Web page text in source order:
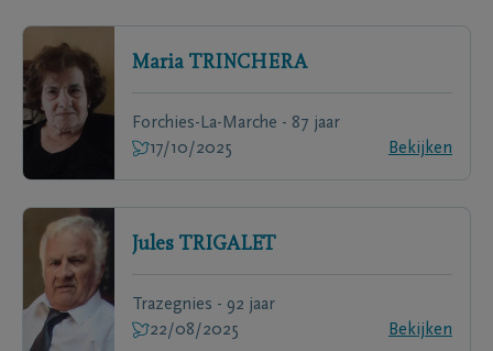
Maria TRINCHERA
Forchies-La-Marche - 87 jaar
17/10/2025
Bekijken
Jules TRIGALET
Trazegnies - 92 jaar
22/08/2025
Bekijken